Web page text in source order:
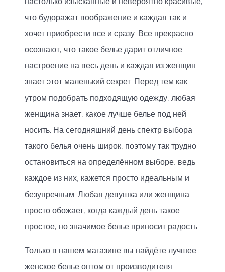
что будоражат воображение и каждая так и
хочет приобрести все и сразу. Все прекрасно
осознают, что такое белье дарит отличное
настроение на весь день и каждая из женщин
знает этот маленький секрет. Перед тем как
утром подобрать подходящую одежду, любая
женщина знает, какое лучше белье под ней
носить. На сегодняшний день спектр выбора
такого белья очень широк, поэтому так трудно
остановиться на определённом выборе, ведь
каждое из них, кажется просто идеальным и
безупречным. Любая девушка или женщина
просто обожает, когда каждый день такое
простое, но значимое белье приносит радость.
Только в нашем магазине вы найдёте лучшее
женское белье оптом от производителя